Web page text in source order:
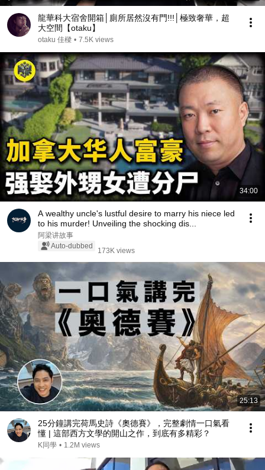
龍華科大宿舍開箱│廁所居然沒有門!!!│極致奢華，超
大空間【otaku】
otaku 佳樑 • 7.5K views
34:00
A wealthy uncle's lustful desire to marry his niece led
to his murder! Unveiling the shocking dis...
阿梁讲故事
Auto-dubbed
173K views
25:13
25分鐘講完荷馬史詩《奧德賽》，完整劇情一口氣看
懂 | 這部西方文學的開山之作，到底有多精彩？
K同學 • 1.2M views